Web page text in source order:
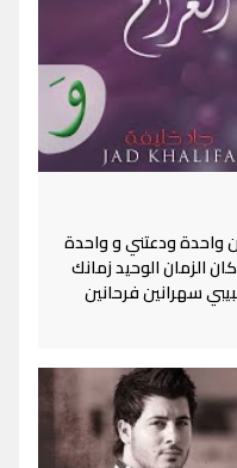
واحدة ودعتني و واحدة
الزمان الوحيد زمانك
سهرانين فرحانين